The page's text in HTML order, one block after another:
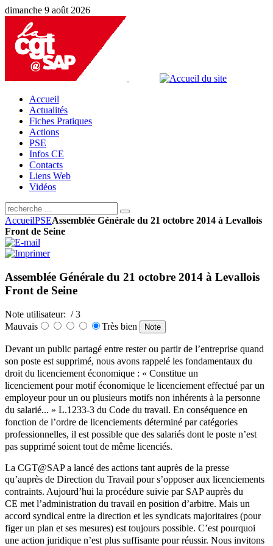
dimanche 9 août 2026
Accueil
Actualités
Fiches Pratiques
Actions
PSE
Infos CE
Contacts
Liens Web
Vidéos
AccueilPSEAssemblée Générale du 21 octobre 2014 à Levallois
Front de Seine
Assemblée Générale du 21 octobre 2014 à Levallois
Front de Seine
Note utilisateur: / 3
Mauvais
Très bien
Devant un public partagé entre rester ou partir de l’entreprise quand
son poste est supprimé, nous avons rappelé les fondamentaux du
droit du licenciement économique : « Constitue un
licenciement pour motif économique le licenciement effectué par un
employeur pour un ou plusieurs motifs non inhérents à la personne
du salarié... » L.1233-3 du Code du travail. En conséquence en
fonction de l’ordre de licenciements déterminé par catégories
professionnelles, il est possible que des salariés dont le poste n’est
pas supprimé soient tout de même licenciés.
La CGT@SAP a lancé des actions tant auprès de la presse
qu’auprès de Direction du Travail pours’opposer aux licenciements
contraints. Aujourd’hui la procédure suivie par SAP auprès du
CE met l’administration du travail en position d’arbitre. Mais un
accord syndical entre la direction et les syndicats majoritaires (pour
figer un plan et ses mesures) est toujours possible. C’est pourquoi
une action juridique n’est plus suffisante pour réussir. Nous invitons